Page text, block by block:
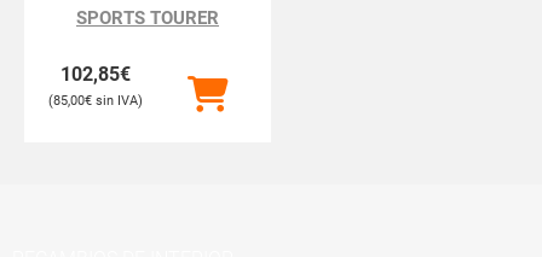
SPORTS TOURER
102,85€
85,00€